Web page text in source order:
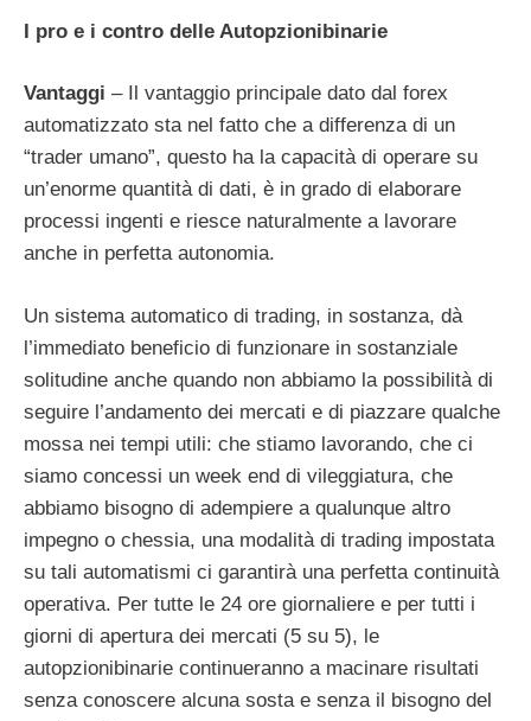
I pro e i contro delle Autopzionibinarie
Vantaggi – Il vantaggio principale dato dal forex
automatizzato sta nel fatto che a differenza di un
“trader umano”, questo ha la capacità di operare su
un’enorme quantità di dati, è in grado di elaborare
processi ingenti e riesce naturalmente a lavorare
anche in perfetta autonomia.
Un sistema automatico di trading, in sostanza, dà
l’immediato beneficio di funzionare in sostanziale
solitudine anche quando non abbiamo la possibilità di
seguire l’andamento dei mercati e di piazzare qualche
mossa nei tempi utili: che stiamo lavorando, che ci
siamo concessi un week end di vileggiatura, che
abbiamo bisogno di adempiere a qualunque altro
impegno o chessia, una modalità di trading impostata
su tali automatismi ci garantirà una perfetta continuità
operativa. Per tutte le 24 ore giornaliere e per tutti i
giorni di apertura dei mercati (5 su 5), le
autopzionibinarie continueranno a macinare risultati
senza conoscere alcuna sosta e senza il bisogno del